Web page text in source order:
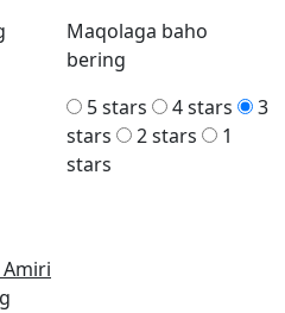
Maqolaga baho
bering
5 stars
4 stars
3
stars
2 stars
1
stars